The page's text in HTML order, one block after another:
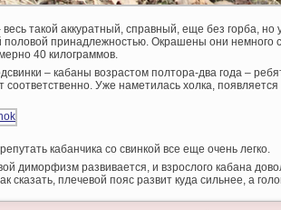
весь такой аккуратный, справный, еще без горба,
половой принадлежностью. Окрашены они немного
40 килограммов.
– кабаны возрастом полтора-два года –
соответственно. Уже наметилась холка,
кабанчика со свинкой все еще очень легко.
диморфизм развивается, и взрослого кабана
сказать, плечевой пояс развит куда сильнее, а